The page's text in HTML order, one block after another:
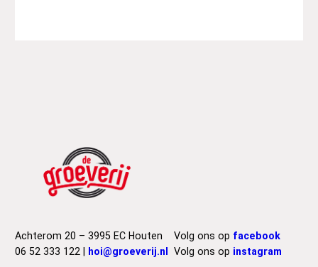
Achterom 20 – 3995 EC Houten
06 52 333 122 |
hoi@groeverij.nl
Volg ons op facebook
Volg ons op instagram